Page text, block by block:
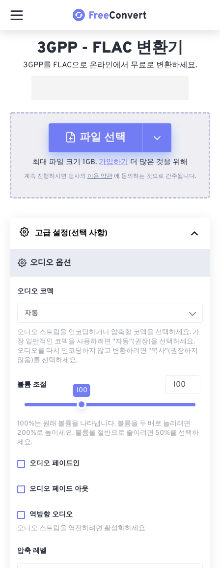
3GPP - FLAC 변환기
3GPP를 FLAC으로 온라인에서 무료로 변환하세요.
파일 선택
장치에서
Google 드라이브에서
최대 파일 크기 1GB. 가입하기 더 많은 것을 위해
계속 진행하시면 당사의 이용 약관에 동의하는 것으로 간주됩니다.
고급 설정(선택 사항)
오디오 옵션
오디오 코덱
자동
오디오 스트림을 인코딩하거나 압축할 코덱을 선택하세요. 가
장 일반적인 코덱을 사용하려면 "자동"(권장)을 선택하세요.
오디오를 다시 인코딩하지 않고 변환하려면 "복사"(권장하지
않음)를 선택하세요.
볼륨 조절
100
100%는 원래 볼륨을 나타냅니다. 볼륨을 두 배로 늘리려면
200%로 높이세요. 볼륨을 절반으로 줄이려면 50%를 선택하
세요.
오디오 페이드인
오디오 페이드 아웃
역방향 오디오
오디오 스트림을 역전하려면 활성화하세요
압축 레벨